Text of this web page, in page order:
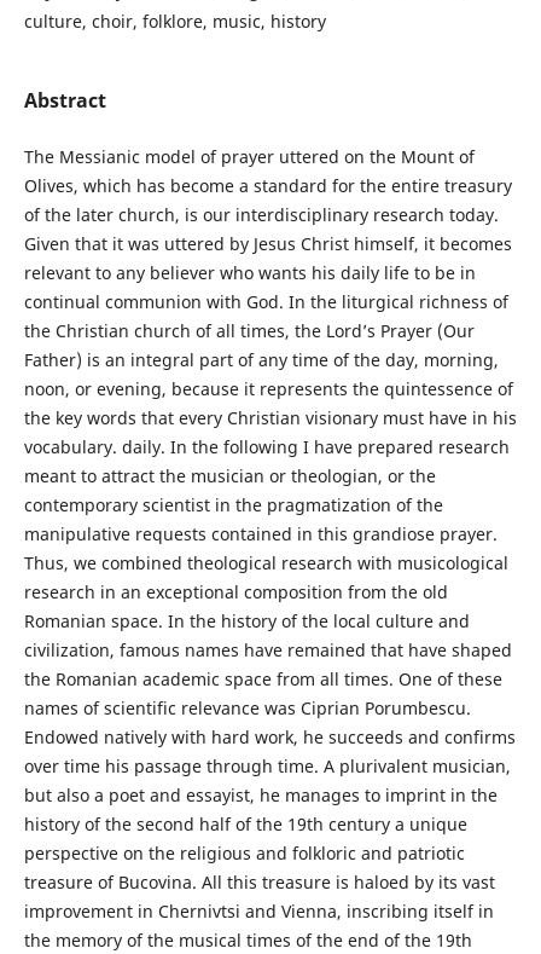
culture, choir, folklore, music, history
Abstract
The Messianic model of prayer uttered on the Mount of
Olives, which has become a standard for the entire treasury
of the later church, is our interdisciplinary research today.
Given that it was uttered by Jesus Christ himself, it becomes
relevant to any believer who wants his daily life to be in
continual communion with God. In the liturgical richness of
the Christian church of all times, the Lord’s Prayer (Our
Father) is an integral part of any time of the day, morning,
noon, or evening, because it represents the quintessence of
the key words that every Christian visionary must have in his
vocabulary. daily. In the following I have prepared research
meant to attract the musician or theologian, or the
contemporary scientist in the pragmatization of the
manipulative requests contained in this grandiose prayer.
Thus, we combined theological research with musicological
research in an exceptional composition from the old
Romanian space. In the history of the local culture and
civilization, famous names have remained that have shaped
the Romanian academic space from all times. One of these
names of scientific relevance was Ciprian Porumbescu.
Endowed natively with hard work, he succeeds and confirms
over time his passage through time. A plurivalent musician,
but also a poet and essayist, he manages to imprint in the
history of the second half of the 19th century a unique
perspective on the religious and folkloric and patriotic
treasure of Bucovina. All this treasure is haloed by its vast
improvement in Chernivtsi and Vienna, inscribing itself in
the memory of the musical times of the end of the 19th